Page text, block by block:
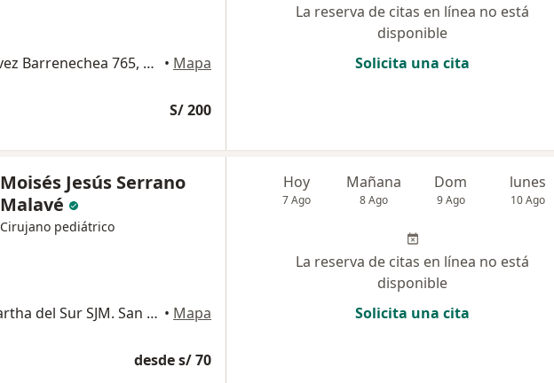
Avenida José Gálvez Barrenechea 765, San Borja • Mapa
S/ 200
La reserva de citas en línea no está
disponible
Solicita una cita
Moisés Jesús Serrano
Malavé
Cirujano pediátrico
Clínicas Santa Martha del Sur SJM. San Juan Bautista SJL y San Juan de Dios, Lima • Mapa
desde s/ 70
Hoy
7 Ago
Mañana
8 Ago
Dom
9 Ago
lunes
10 Ago
La reserva de citas en línea no está
disponible
Solicita una cita